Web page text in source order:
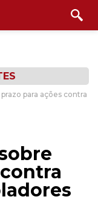
prazo para ações contra